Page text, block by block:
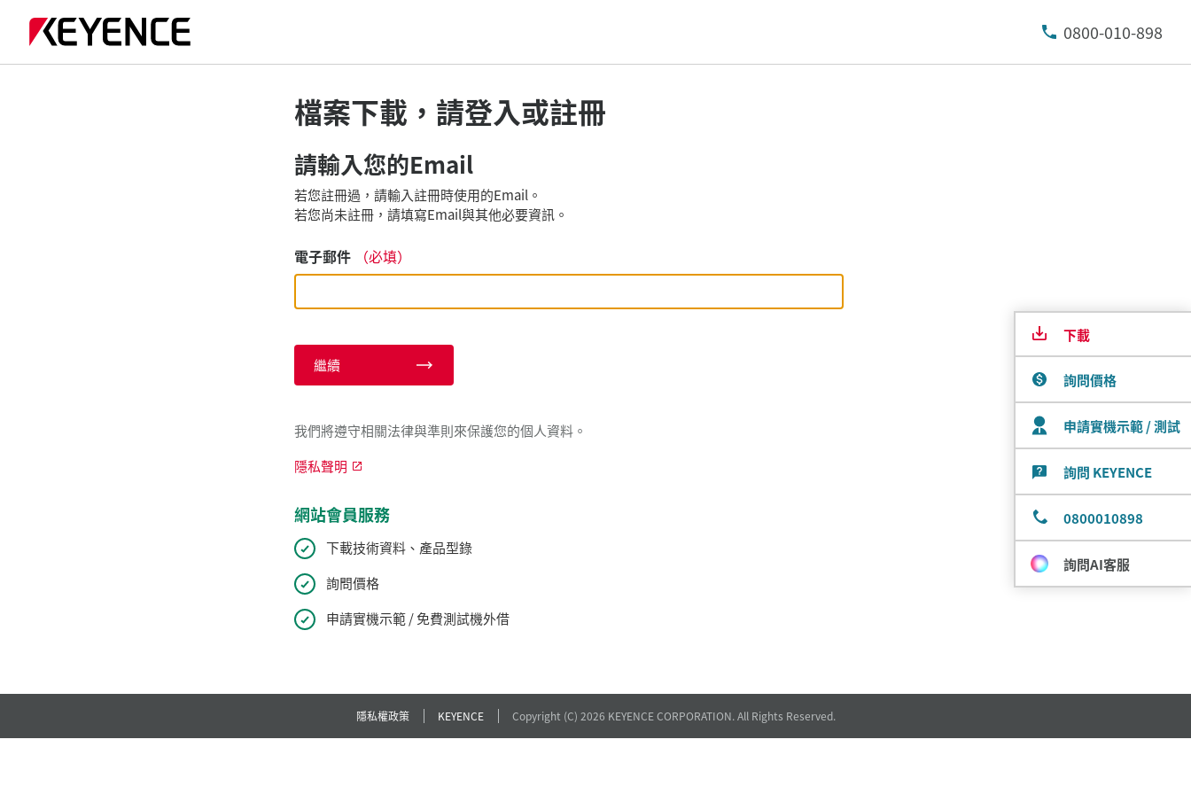
0800-010-898
檔案下載，請登入或註冊
請輸入您的Email
若您註冊過，請輸入註冊時使用的Email。
若您尚未註冊，請填寫Email與其他必要資訊。
電子郵件 （必填）
繼續
我們將遵守相關法律與準則來保護您的個人資料。
隱私聲明
網站會員服務
下載技術資料、產品型錄
詢問價格
申請實機示範 / 免費測試機外借
下載
詢問價格
申請實機示範 / 測試
詢問 KEYENCE
0800010898
詢問AI客服
隱私權政策 KEYENCE Copyright (C) 2026 KEYENCE CORPORATION. All Rights Reserved.